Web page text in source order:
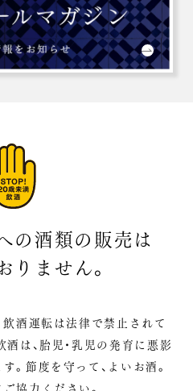
の酒類の販売は
りません。
酒運転は法律で禁止されて
酒は、胎児・乳児の発育に悪影
。 節度を守って、よいお酒。
協力ください。